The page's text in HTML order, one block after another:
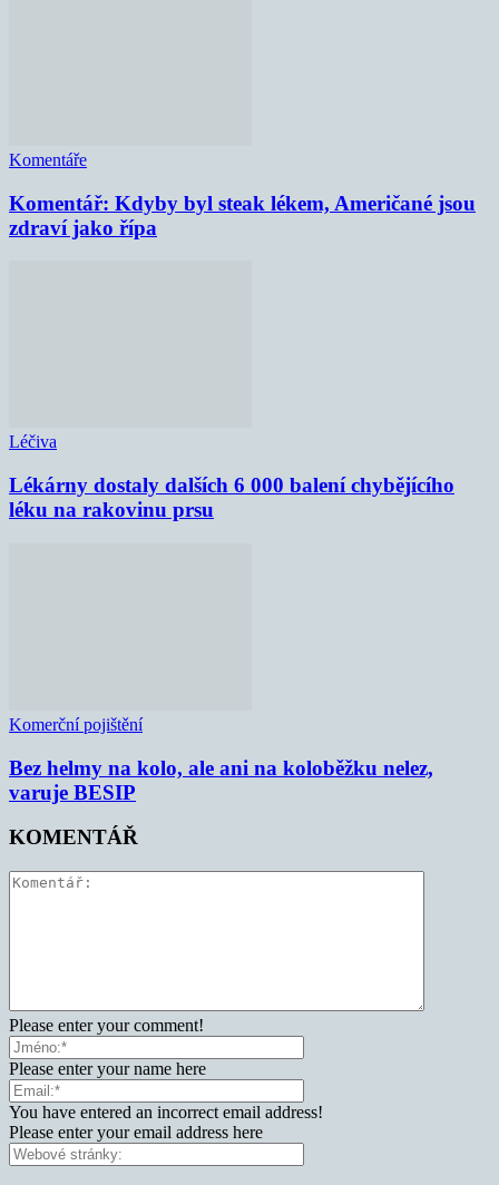
Komentáře
Komentář: Kdyby byl steak lékem, Američané jsou
zdraví jako řípa
Léčiva
Lékárny dostaly dalších 6 000 balení chybějícího
léku na rakovinu prsu
Komerční pojištění
Bez helmy na kolo, ale ani na koloběžku nelez,
varuje BESIP
KOMENTÁŘ
Please enter your comment!
Please enter your name here
You have entered an incorrect email address!
Please enter your email address here